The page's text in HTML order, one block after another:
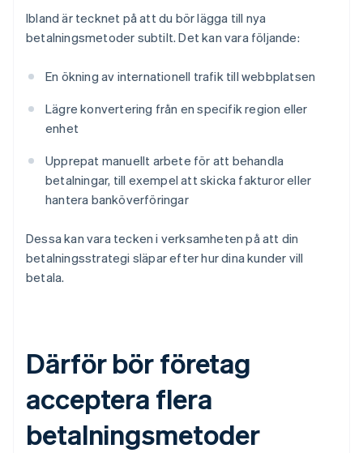
Ibland är tecknet på att du bör lägga till nya
betalningsmetoder subtilt. Det kan vara följande:
En ökning av internationell trafik till webbplatsen
Lägre konvertering från en specifik region eller
enhet
Upprepat manuellt arbete för att behandla
betalningar, till exempel att skicka fakturor eller
hantera banköverföringar
Dessa kan vara tecken i verksamheten på att din
betalningsstrategi släpar efter hur dina kunder vill
betala.
Därför bör företag
acceptera flera
betalningsmetoder